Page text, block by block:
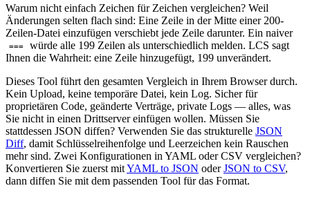
Warum nicht einfach Zeichen für Zeichen vergleichen? Weil
Änderungen selten flach sind: Eine Zeile in der Mitte einer 200-
Zeilen-Datei einzufügen verschiebt jede Zeile darunter. Ein naiver
===
würde alle 199 Zeilen als unterschiedlich melden. LCS sagt
Ihnen die Wahrheit: eine Zeile hinzugefügt, 199 unverändert.
Dieses Tool führt den gesamten Vergleich in Ihrem Browser durch.
Kein Upload, keine temporäre Datei, kein Log. Sicher für
proprietären Code, geänderte Verträge, private Logs — alles, was
Sie nicht in einen Drittserver einfügen wollen. Müssen Sie
stattdessen JSON diffen? Verwenden Sie das strukturelle JSON
Diff, damit Schlüsselreihenfolge und Leerzeichen kein Rauschen
mehr sind. Zwei Konfigurationen in YAML oder CSV vergleichen?
Konvertieren Sie zuerst mitYAML to JSON oderJSON to CSV,
dann diffen Sie mit dem passenden Tool für das Format.